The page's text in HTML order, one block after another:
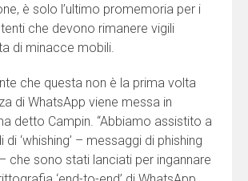
è solo l’ultimo promemoria per i
che devono rimanere vigili
di minacce mobili.
che questa non è la prima volta
di WhatsApp viene messa in
detto Campin. “Abbiamo assistito a
‘whishing’ – messaggi di phishing
che sono stati lanciati per ingannare